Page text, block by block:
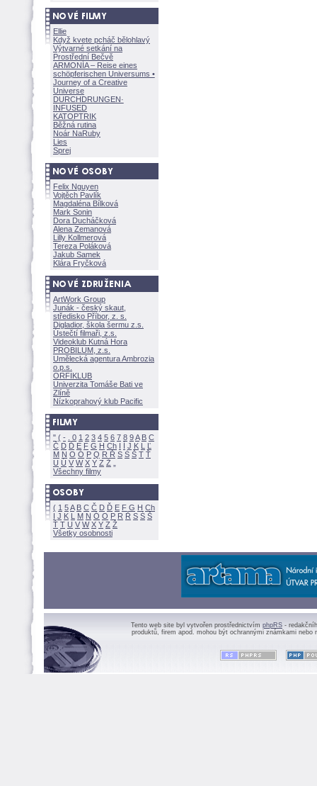
Ellie
Když kvete pcháč bělohlavý
Výtvarné setkání na
Prostřední Bečvě
ARMONÍA – Reise eines
schöpferischen Universums •
Journey of a Creative
Universe
DURCHDRUNGEN·
INFUSED
KATOPTRIK
Běžná rutina
Noár NaRuby
Lies
Sprej
Felix Nguyen
Vojtěch Pavlík
Magdaléna Bílkov
Mark Sonin
Dora Ducháčkov
Alena Zemanov
Lilly Kollmerov
Tereza Polákov
Jakub Samek
Klára Fryčkov
ArtWork Group
Junák - český skaut,
středisko Příbor, z. s.
Digladior, škola šermu z.s.
Ústečtí filmaři, z.s.
Videoklub Kutná Hora
PROBILUM, z.s.
Umělecká agentura Ambrozia
o.p.s.
ORFIKLUB
Univerzita Tomáše Bati ve
Zlíně
Nízkoprahový klub Pacific
" ( - 0 1 2 3 4 5 6 7 8 9A B C
Č D Ď E F G H Ch I Í J K L
Ľ
M N O Ó P Q R Ř S Ś T Ť
U Ú V W X Y Z
Všechny filmy
( 1 5A B C Č D Ď E F G H Ch
I J K L M N Ó O P R Ř S Ś
Ť T U V W X Y Z
Všetky osobnosti
Tento web site byl vytvořen prostřednictvím phpRS -
produktů, firem apod. mohou být ochrannými známkami